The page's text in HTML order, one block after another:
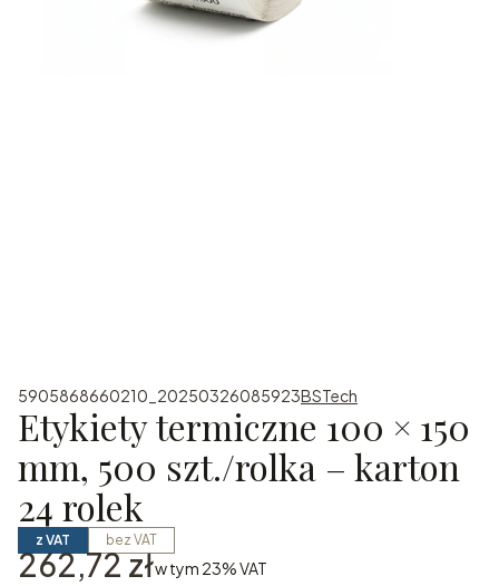
5905868660210_20250326085923BSTech
Etykiety termiczne 100 × 150
mm, 500 szt./rolka – karton
24 rolek
z VAT bez VAT
Cena
262,72 złw tym 23% VAT
w tym 23%VAT